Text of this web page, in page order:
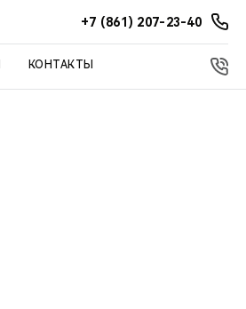
+7 (861) 207-23-40
КОНТАКТЫ